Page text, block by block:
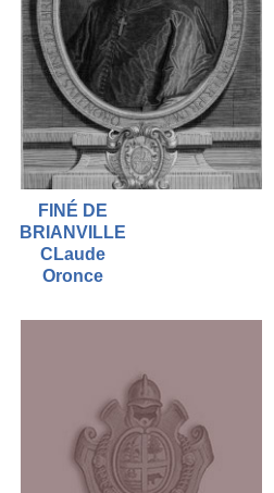
FINÉ DE
BRIANVILLE
CLaude
Oronce